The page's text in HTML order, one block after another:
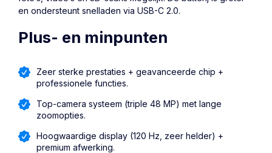
en ondersteunt snelladen via USB-C 2.0.
Plus- en minpunten
Zeer sterke prestaties + geavanceerde chip +
professionele functies.
Top-camera systeem (triple 48 MP) met lange
zoomopties.
Hoogwaardige display (120 Hz, zeer helder) +
premium afwerking.